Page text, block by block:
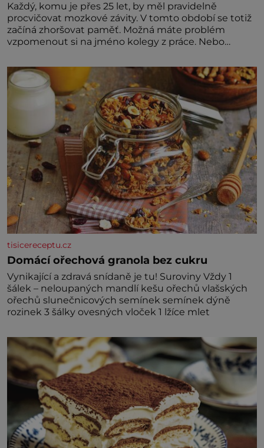
Každý, komu je přes 25 let, by měl pravidelně
procvičovat mozkové závity. V tomto období se totiž
začíná zhoršovat paměť. Možná máte problém
vzpomenout si na jméno kolegy z práce. Nebo
nedávno přečetli. Je to opravdu tak, s věkem jako
kdyby se paměť rozhodla stávkovat. Cvičte
tisicereceptu.cz
Domácí ořechová granola bez cukru
Vynikající a zdravá snídaně je tu! Suroviny Vždy 1
šálek – neloupaných mandlí kešu ořechů vlašských
ořechů slunečnicových semínek semínek dýně
rozinek 3 šálky ovesných vloček 1 lžíce mlet